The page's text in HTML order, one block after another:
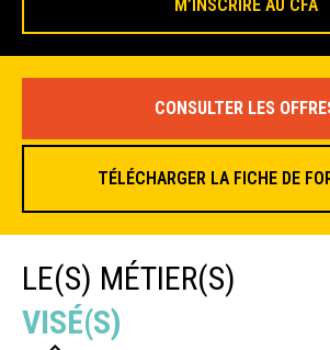
M’INSCRIRE AU CFA
CONSULTER LES
TÉLÉCHARGER LA FICHE DE
LE(S) MÉTIER(S)
VISÉ(S)